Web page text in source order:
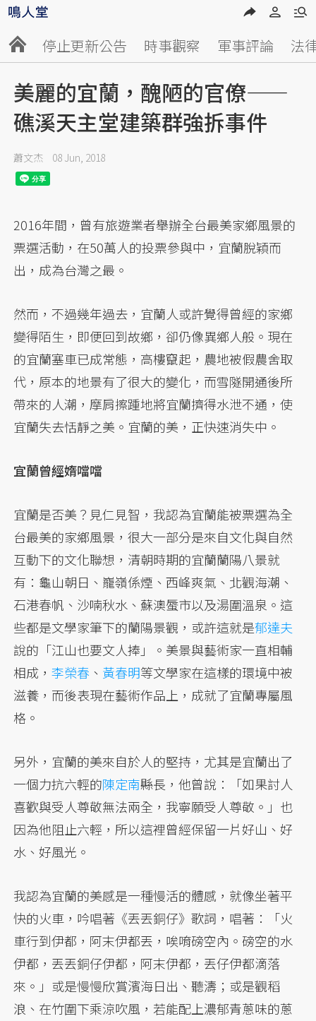
停止更新公告 時事觀察 軍事評論 法
美麗的宜蘭，醜陋的官僚——
礁溪天主堂建築群強拆事件
蕭文杰 08 Jun, 2018
2016年間，曾有旅遊業者舉辦全台最美家鄉風景的
票選活動，在50萬人的投票參與中，宜蘭脫穎而
出，成為台灣之最。
然而，不過幾年過去，宜蘭人或許覺得曾經的家鄉
變得陌生，即便回到故鄉，卻仍像異鄉人般。現在
的宜蘭塞車已成常態，高樓竄起，農地被假農舍取
代，原本的地景有了很大的變化，而雪隧開通後所
帶來的人潮，摩肩擦踵地將宜蘭擠得水泄不通，使
宜蘭失去恬靜之美。宜蘭的美，正快速消失中。
宜蘭曾經媠噹噹
宜蘭是否美？見仁見智，我認為宜蘭能被票選為全
台最美的家鄉風景，很大一部分是來自文化與自然
互動下的文化聯想，清朝時期的宜蘭蘭陽八景就
有：龜山朝日、巃嶺係煙、西峰爽氣、北觀海潮、
石港春帆、沙喃秋水、蘇澳蜃市以及湯圍溫泉。這
些都是文學家筆下的蘭陽景觀，或許這就是郁達夫
說的「江山也要文人捧」。美景與藝術家一直相輔
相成，李榮春 、 黃春明等文學家在這樣的環境中被
滋養，而後表現在藝術作品上，成就了宜蘭專屬風
格。
另外，宜蘭的美來自於人的堅持，尤其是宜蘭出了
一個力抗六輕的陳定南縣長，他曾說：「如果討人
喜歡與受人尊敬無法兩全，我寧願受人尊敬。」也
因為他阻止六輕，所以這裡曾經保留一片好山、好
水、好風光。
我認為宜蘭的美感是一種慢活的體感，就像坐著平
快的火車，吟唱著《丟丟銅仔》歌詞，唱著：「火
車行到伊都，阿末伊都丟，唉唷磅空內。磅空的水
伊都，丟丟銅仔伊都，阿末伊都，丟仔伊都滴落
來。」或是慢慢欣賞濱海日出、聽濤；或是觀稻
浪、在竹圍下乘涼吹風，若能配上濃郁青蔥味的蔥